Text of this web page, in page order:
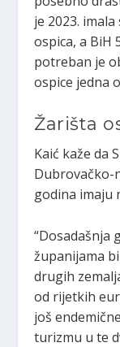
je 2023.
ospica, a BiH
potreban je
ospice jedna
Žarišta
Kaić kaže da
Dubrovačko-
godina imaju
“Dosadašnja
županijama
drugih
od rijetkih
još
turizmu u te